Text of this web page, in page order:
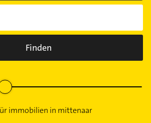
Finden